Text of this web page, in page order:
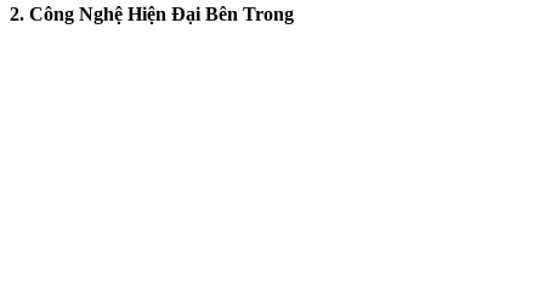
2. Công Nghệ Hiện Đại Bên Trong